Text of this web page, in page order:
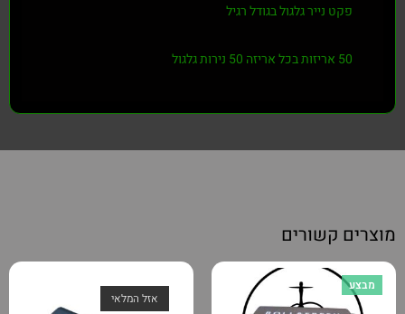
פקט נייר גלגול בגודל רגיל
50 אריזות בכל אריזה 50 נירות גלגול
מוצרים קשורים
מבצע
אזל המלאי